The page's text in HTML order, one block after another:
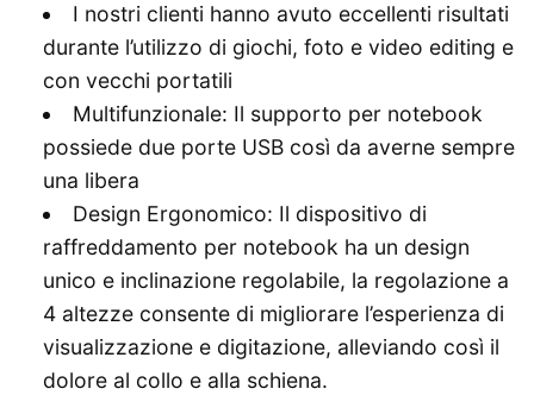
I nostri clienti hanno avuto eccellenti risultati
durante l’utilizzo di giochi, foto e video editing e
con vecchi portatili
Multifunzionale: Il supporto per notebook
possiede due porte USB così da averne sempre
una libera
Design Ergonomico: Il dispositivo di
raffreddamento per notebook ha un design
unico e inclinazione regolabile, la regolazione a
4 altezze consente di migliorare l’esperienza di
visualizzazione e digitazione, alleviando così il
dolore al collo e alla schiena.